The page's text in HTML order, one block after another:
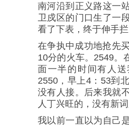
南河沿到正义路这一
卫戍区的门口生了一
看了下表，终于伸手拦
在争执中成功地抢先
10分的火车。2549。
面一半的时间有人
2550，早上4：53到
没有人接。后来我就
人丁兴旺的，没有新
我以前一直以为自己